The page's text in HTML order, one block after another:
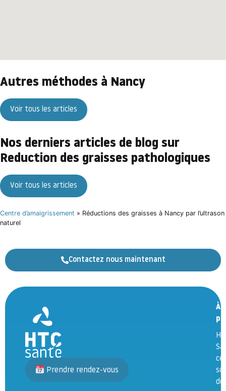
Autres méthodes à Nancy
Voir tous les articles
Nos derniers articles de blog sur
Reduction des graisses pathologiques
Voir tous les articles
Centre d’amaigrissement » Réductions des graisses à Nancy par l’ultrason
naturel
Contactez nous maintenant
Prendre rendez-vous
À
ce